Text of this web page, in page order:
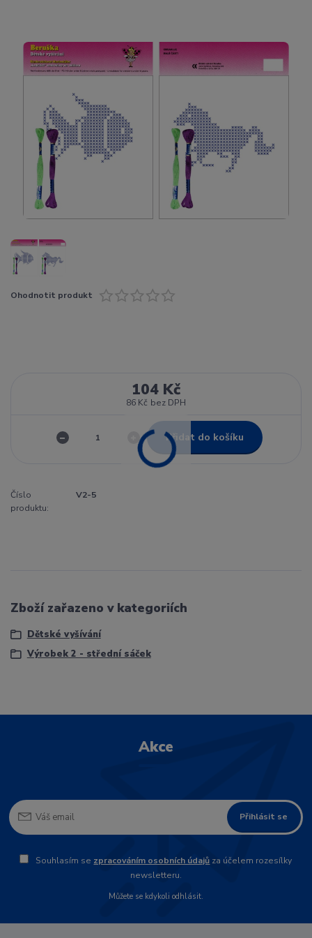
Ohodnotit produkt
104 Kč
86 Kč bez DPH
Přidat do košíku
Číslo
produktu:
V2-5
Zboží zařazeno v kategoriích
Dětské vyšívání
Výrobek 2 - střední sáček
Akce
Přihlásit se
Souhlasím se zpracováním osobních údajů za účelem rozesílky
newsletteru.
Můžete se kdykoli odhlásit.